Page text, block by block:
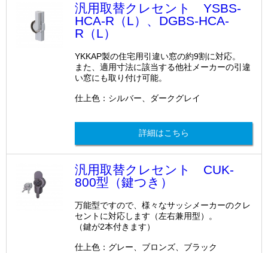
汎用取替クレセント YSBS-
HCA-R（L）、DGBS-HCA-
R（L）
YKKAP製の住宅用引違い窓の約9割に対応。
また、適用寸法に該当する他社メーカーの引違
い窓にも取り付け可能。
仕上色：シルバー、ダークグレイ
詳細はこちら
汎用取替クレセント CUK-
800型（鍵つき）
万能型ですので、様々なサッシメーカーのクレ
セントに対応します（左右兼用型）。
（鍵が2本付きます）
仕上色：グレー、ブロンズ、ブラック